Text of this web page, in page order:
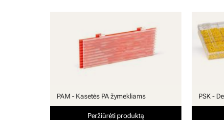
PAM - Kasetės PA žymekliams
Peržiūrėti produktą
PSK -